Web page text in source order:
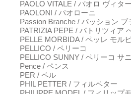
PAOLO VITALE / パオロ ヴィタ
PAOLONI / パオローニ
Passion Branche / パッション ブ
PATRIZIA PEPE / パトリツィア
PELLE MORBIDA / ペッレ モル
PELLICO / ペリーコ
PELLICO SUNNY / ペリーコ サ
Pence / ペンス
PER / ペル
PHIL PETTER / フィルペター